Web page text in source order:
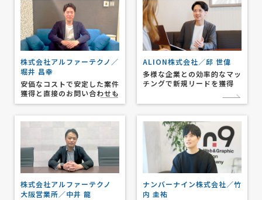
株式会社アルファーテクノ／
堀井 昌幸
安価なコストで安定した案件
獲得と直接のお問い合わせも
ALION株式会社／邱 世偉
多様な企業との効率的なマッ
チングで新規リードを獲得
株式会社アルファーテクノ
大阪営業所／中井 龍
ナンバーナイン株式会社／竹
内 圭祐